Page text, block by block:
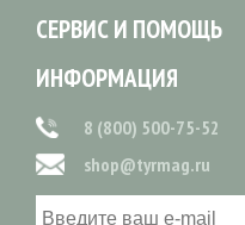
СЕРВИС И ПОМОЩЬ
ИНФОРМАЦИЯ
8 (800) 500-75-52
shop@tyrmag.ru